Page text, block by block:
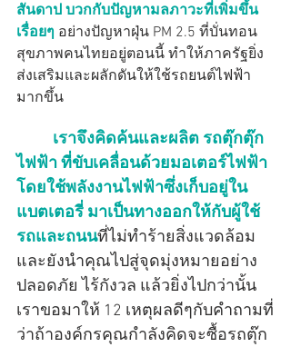
สันดาป บวกกับปัญหามลภาวะที่เพิ่มขึ้น
เรื่อยๆ อย่างปัญหาฝุ่น PM 2.5 ที่บั่นทอน
สุขภาพคนไทยอยู่ตอนนี้ ทำให้ภาครัฐยิ่ง
ส่งเสริมและผลักดันให้ใช้รถยนต์ไฟฟ้า
มากขึ้น
เราจึงคิดค้นและผลิต รถตุ๊กตุ๊ก
ไฟฟ้า ที่ขับเคลื่อนด้วยมอเตอร์ไฟฟ้า
โดยใช้พลังงานไฟฟ้าซึ่งเก็บอยู่ใน
แบตเตอรี่ มาเป็นทางออกให้กับผู้ใช้
รถและถนนที่ไม่ทำร้ายสิ่งแวดล้อม
และยังนำคุณไปสู่จุดมุ่งหมายอย่าง
ปลอดภัย ไร้กังวล แล้วยิ่งไปกว่านั้น
เราขอมาให้ 12 เหตุผลดีๆกับคำถามที่
ว่าถ้าองค์กรคุณกำลังคิดจะซื้อรถตุ๊ก